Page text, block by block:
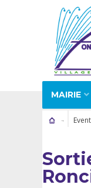
MAIRIE